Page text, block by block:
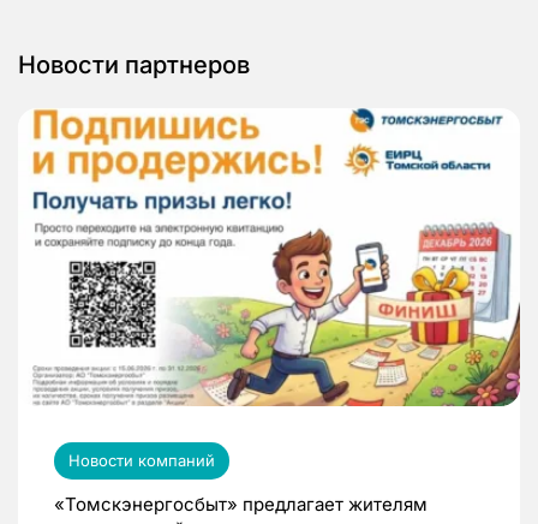
Новости партнеров
Новости компаний
«Томскэнергосбыт» предлагает жителям